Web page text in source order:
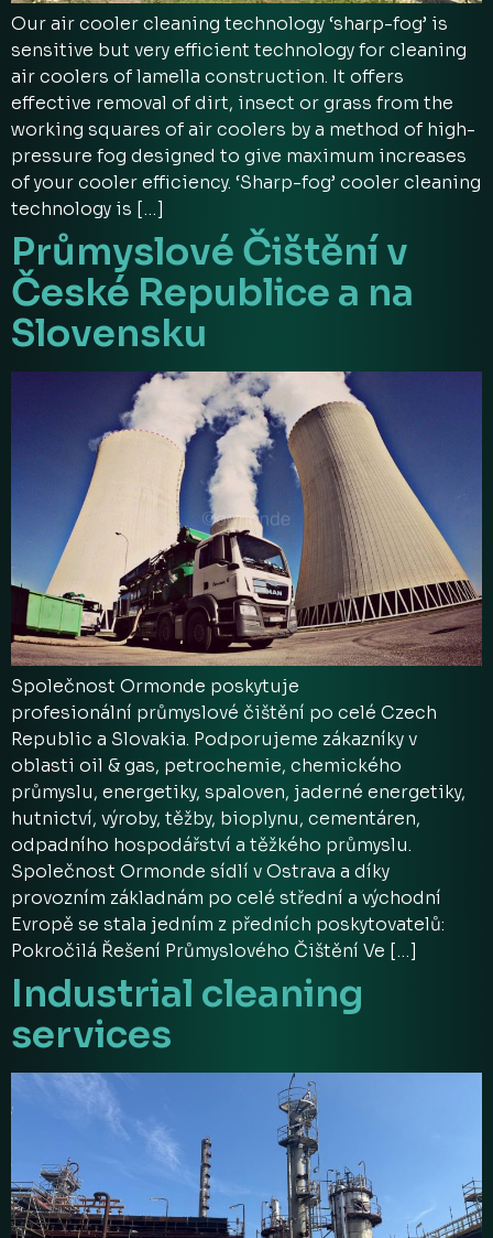
Our air cooler cleaning technology ‘sharp-fog’ is
sensitive but very efficient technology for cleaning
air coolers of lamella construction. It offers
effective removal of dirt, insect or grass from the
working squares of air coolers by a method of high-
pressure fog designed to give maximum increases
of your cooler efficiency. ‘Sharp-fog’ cooler cleaning
technology is […]
Průmyslové Čištění v
České Republice a na
Slovensku
Společnost Ormonde poskytuje
profesionální průmyslové čištění po celé Czech
Republic a Slovakia. Podporujeme zákazníky v
oblasti oil & gas, petrochemie, chemického
průmyslu, energetiky, spaloven, jaderné energetiky,
hutnictví, výroby, těžby, bioplynu, cementáren,
odpadního hospodářství a těžkého průmyslu.
Společnost Ormonde sídlí v Ostrava a díky
provozním základnám po celé střední a východní
Evropě se stala jedním z předních poskytovatelů:
Pokročilá Řešení Průmyslového Čištění Ve […]
Industrial cleaning
services